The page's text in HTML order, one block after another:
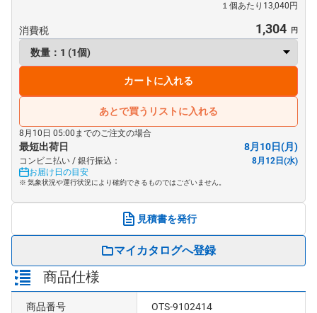
１個あたり13,040円
消費税 1,304
カートに入れる
あとで買うリストに入れる
8月10日 05:00までのご注文の場合
最短出荷日 8月10日(月)
コンビニ払い / 銀行振込：
8月12日(水)
お届け日の目安
※ 気象状況や運行状況により確約できるものではございません。
見積書を発行
マイカタログへ登録
商品仕様
商品番号 OTS-9102414